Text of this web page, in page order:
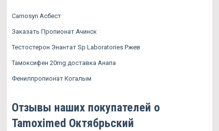
Carnosyn Асбест
Заказать Пропионат Ачинск
Тестостерон Энантат Sp Laboratories Ржев
Тамоксифен 20mg доставка Анапа
Фенилпропионат Когалым
Отзывы наших покупателей о
Tamoximed Октябрьский